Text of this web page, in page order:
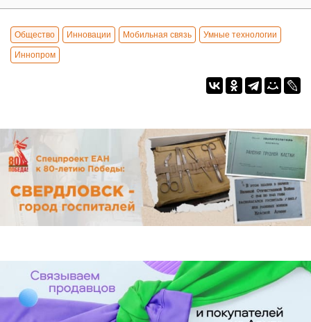
Общество Инновации Мобильная связь Умные технологии
Иннопром